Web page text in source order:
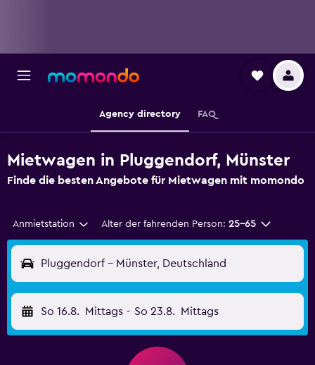
Agency directory FAQ
Mietwagen in Pluggendorf, Münster
Finde die besten Angebote für Mietwagen mit momondo
Anmietstation Alter der fahrenden Person: 25-65
Pluggendorf - Münster, Deutschland
So 16.8. Mittags - So 23.8. Mittags